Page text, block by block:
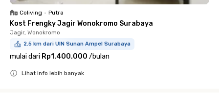
Coliving • Putra
Kost Frengky Jagir Wonokromo Surabaya
Jagir, Wonokromo
2.5 km dari UIN Sunan Ampel Surabaya
mulai dari Rp1.400.000 /bulan
Lihat info lebih banyak